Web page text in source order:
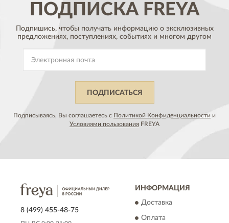
ПОДПИСКА FREYA
Подпишись, чтобы получать информацию о эксклюзивных
предложениях, поступлениях, событиях и многом другом
ПОДПИСАТЬСЯ
Подписываясь, Вы соглашаетесь с Политикой Конфиденциальности и
Условиями пользования FREYA
8 (499) 455-48-75
ИНФОРМАЦИЯ
Доставка
Оплата